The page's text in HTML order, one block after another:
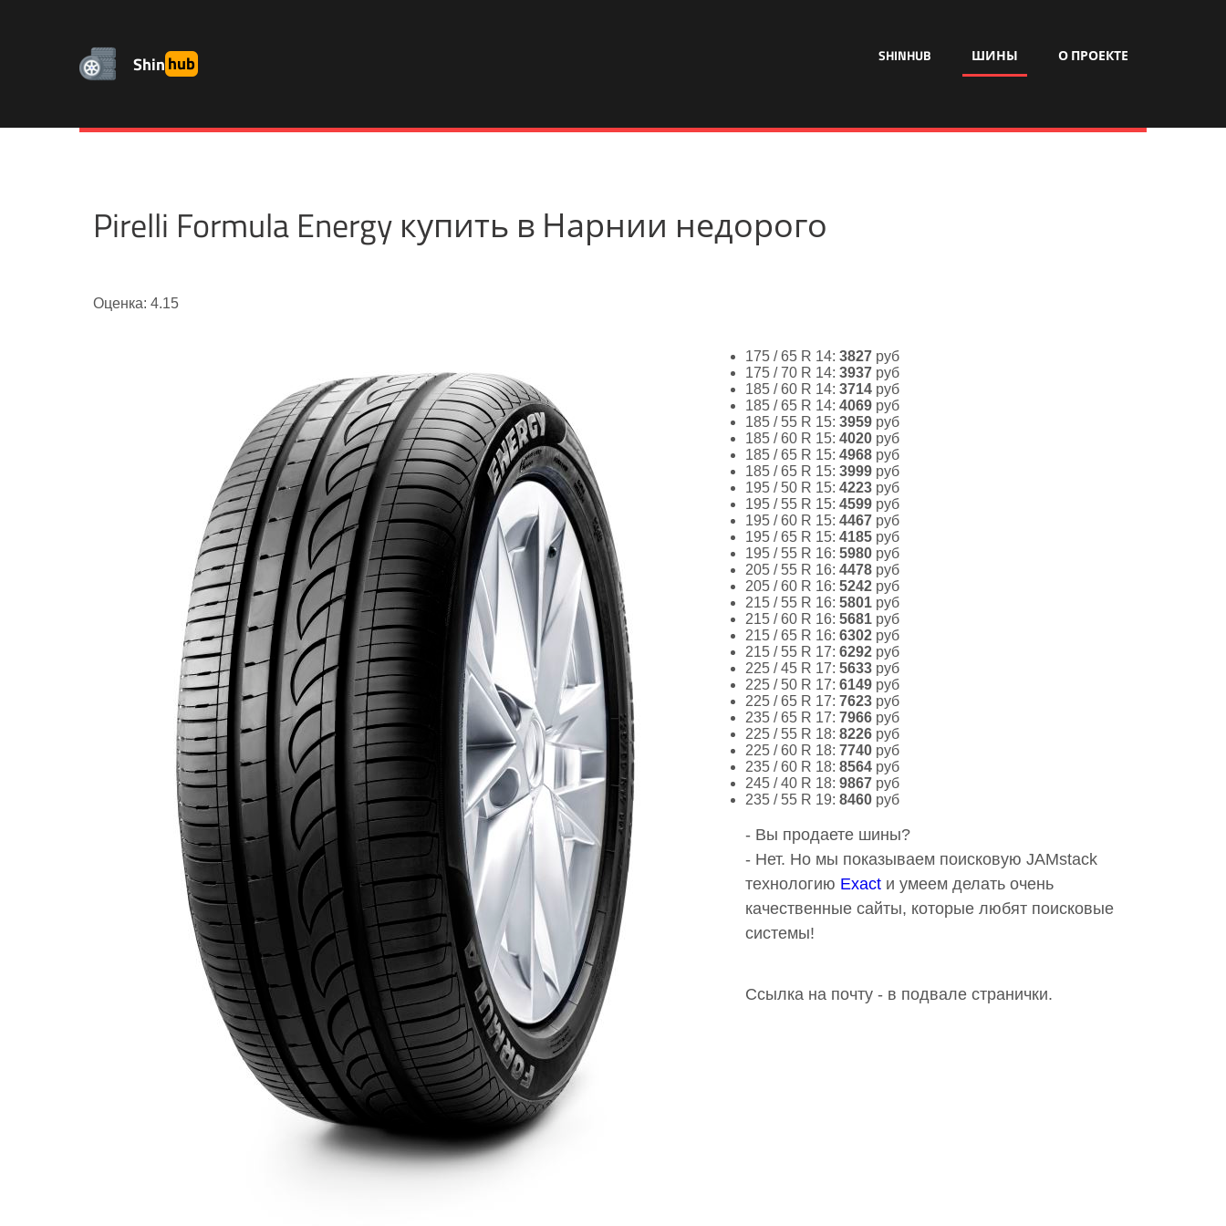
Shinhub SHINHUB ШИНЫ О ПРОЕКТЕ
Pirelli Formula Energy купить в Нарнии недорого
Оценка: 4.15
175 / 65 R 14: 3827 руб
175 / 70 R 14: 3937 руб
185 / 60 R 14: 3714 руб
185 / 65 R 14: 4069 руб
185 / 55 R 15: 3959 руб
185 / 60 R 15: 4020 руб
185 / 65 R 15: 4968 руб
185 / 65 R 15: 3999 руб
195 / 50 R 15: 4223 руб
195 / 55 R 15: 4599 руб
195 / 60 R 15: 4467 руб
195 / 65 R 15: 4185 руб
195 / 55 R 16: 5980 руб
205 / 55 R 16: 4478 руб
205 / 60 R 16: 5242 руб
215 / 55 R 16: 5801 руб
215 / 60 R 16: 5681 руб
215 / 65 R 16: 6302 руб
215 / 55 R 17: 6292 руб
225 / 45 R 17: 5633 руб
225 / 50 R 17: 6149 руб
225 / 65 R 17: 7623 руб
235 / 65 R 17: 7966 руб
225 / 55 R 18: 8226 руб
225 / 60 R 18: 7740 руб
235 / 60 R 18: 8564 руб
245 / 40 R 18: 9867 руб
235 / 55 R 19: 8460 руб
- Вы продаете шины?
- Нет. Но мы показываем поисковую JAMstack
технологию Exact и умеем делать очень
качественные сайты, которые любят поисковые
системы!
Ссылка на почту - в подвале странички.